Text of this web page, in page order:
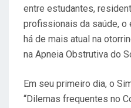
entre estudantes,
profissionais da saúde, o
há de mais atual na
na Apneia Obstrutiva do
Em seu primeiro dia, o
“Dilemas frequentes no